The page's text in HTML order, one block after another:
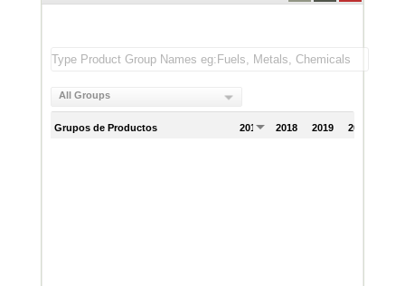
All Groups
Grupos de Productos 2017 2018 2019 2020